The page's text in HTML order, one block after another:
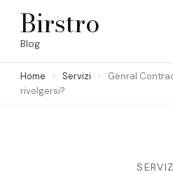
Skip
(Press
Birstro
Blog
Home Servizi
Genral
rivolgersi?